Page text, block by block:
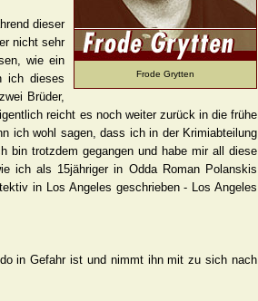
Frode Grytten
dieser
nicht sehr
wie ein
ich dieses
Brüder,
reicht es noch weiter zurück in die frühe
ich wohl sagen, dass ich in der Krimiabteilung
bin trotzdem gegangen und habe mir all diese
ich als 15jähriger in Odda Roman Polanskis
in Los Angeles geschrieben - Los Angeles
in Gefahr ist und nimmt ihn mit zu sich nach